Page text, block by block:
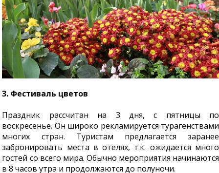
3. Фестиваль цветов
Праздник рассчитан на 3 дня, с пятницы по
воскресенье. Он широко рекламируется турагенствами
многих стран. Туристам предлагается заранее
забронировать места в отелях, т.к. ожидается много
гостей со всего мира. Обычно мероприятия начинаются
в 8 часов утра и продолжаются до полуночи.